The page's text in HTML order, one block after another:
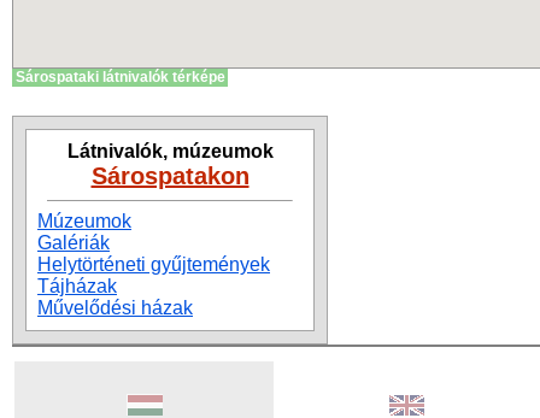
Sárospataki látnivalók térképe
Látnivalók, múzeumok
Sárospatakon
Múzeumok
Galériák
Helytörténeti gyűjtemények
Tájházak
Művelődési házak